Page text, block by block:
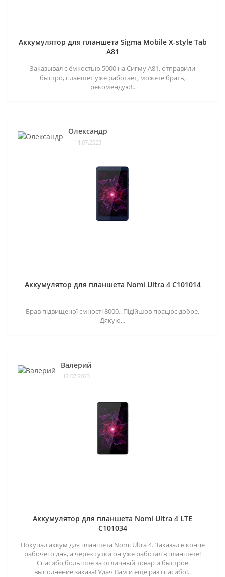
Аккумулятор для планшета Sigma Mobile X-style Tab
A81
Заказывал с ёмкостью 5000 на Сигму А81, отправили
быстро, планшет уже работает, можете брать,
рекомендую!..
Олександр
14.07.2023
Аккумулятор для планшета Nomi Ultra 4 C101014
Брав підвищеної ємності 8000.. Підійшов працює добре.
Дякую...
Валерий
12.07.2023
Аккумулятор для планшета Nomi Ultra 4 LTE
C101034
Покупал аккум для планшета Nomi Ultra 4. Заказал в конце
рабочего дня, а через сутки он уже работал в планшете!
Спасибо большое за отличный товар и быстрое
выполнение заказа! Удач Вам и ещё раз спасибо!..